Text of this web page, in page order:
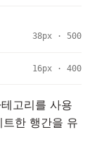
38px · 500
16px · 400
고리를 사용
트한 행간을 유